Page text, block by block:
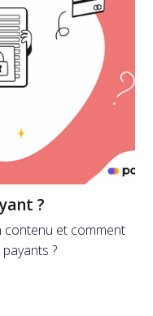
?
contenu et comment
?